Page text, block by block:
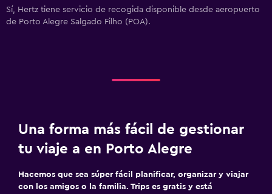
Sí, Hertz tiene servicio de recogida disponible desde aeropuerto
de Porto Alegre Salgado Filho (POA).
Una forma más fácil de gestionar
tu viaje a en Porto Alegre
Hacemos que sea súper fácil planificar, organizar y viajar
con los amigos o la familia. Trips es gratis y está